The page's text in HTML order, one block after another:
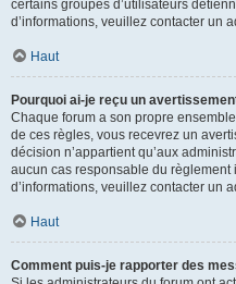
certains groupes d’utilisateurs
d’informations, veuillez contacter un
Haut
Pourquoi ai-je reçu un
Chaque forum a son propre
de ces règles, vous recevrez un
décision n’appartient qu’aux
aucun cas responsable du
d’informations, veuillez contacter un
Haut
Comment puis-je rapporter des